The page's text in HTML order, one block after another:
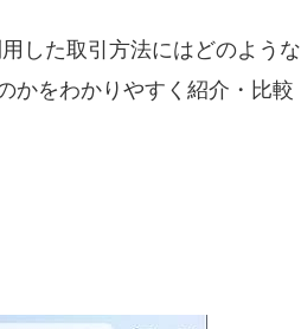
した取引方法にはどのような
かをわかりやすく紹介・比較